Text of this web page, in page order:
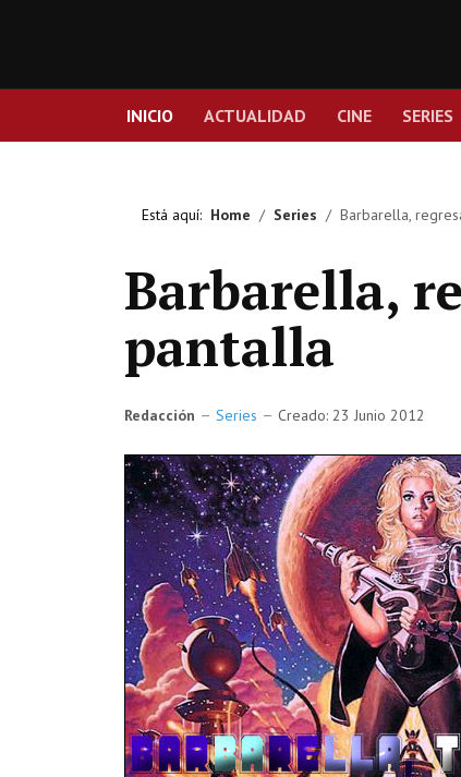
INICIO ACTUALIDAD CINE SERIES
Está aquí: Home Series Barbarella,
Barbarella,
pantalla
Redacción Series Creado: 23 Junio 2012